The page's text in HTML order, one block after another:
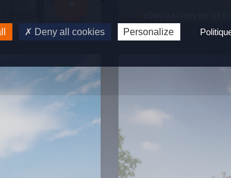
Deny all cookies Personalize